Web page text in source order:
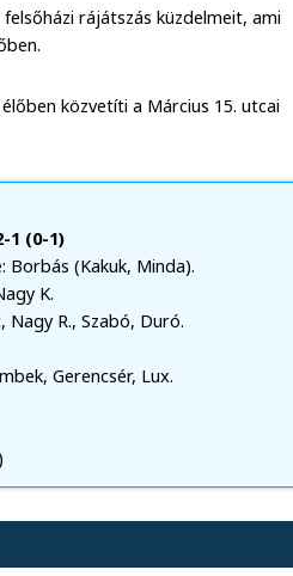
rájátszás küzdelmeit, ami
közvetíti a Március 15. utcai
1 (0-1)
Borbás (Kakuk, Minda).
K.
R., Szabó, Duró.
Gerencsér, Lux.